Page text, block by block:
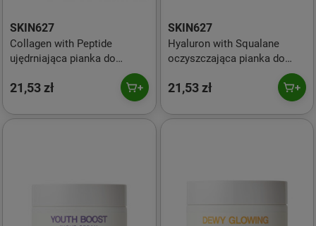
SKIN627
Collagen with Peptide
ujędrniająca pianka do
21,53 zł
SKIN627
Hyaluron with Squalane
oczyszczająca pianka do
21,53 zł